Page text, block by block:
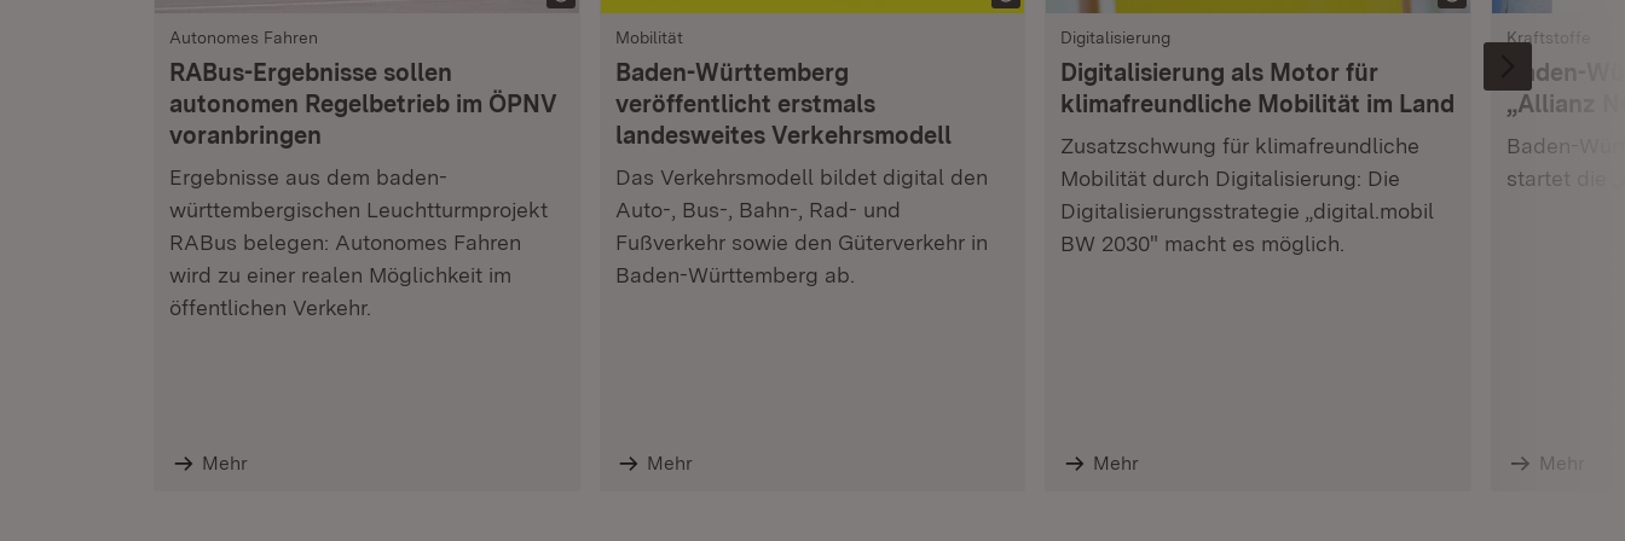
Autonomes Fahren
RABus-Ergebnisse sollen
autonomen Regelbetrieb im ÖPNV
voranbringen
Ergebnisse aus dem baden-
württembergischen Leuchtturmprojekt
RABus belegen: Autonomes Fahren
wird zu einer realen Möglichkeit im
öffentlichen Verkehr.
Mehr
Mobilität
Baden-Württemberg
veröffentlicht erstmals
landesweites Verkehrsmodell
Das Verkehrsmodell bildet digital den
Auto-, Bus-, Bahn-, Rad- und
Fußverkehr sowie den Güterverkehr in
Baden-Württemberg ab.
Mehr
Digitalisierung
Digitalisierung als Motor für
klimafreundliche Mobilität im Land
Zusatzschwung für klimafreundliche
Mobilität durch Digitalisierung: Die
Digitalisierungsstrategie „digital.mobil
BW 2030" macht es möglich.
Mehr
Kraftstoffe
Baden-
„Allianz
Baden-
startet die
Mehr